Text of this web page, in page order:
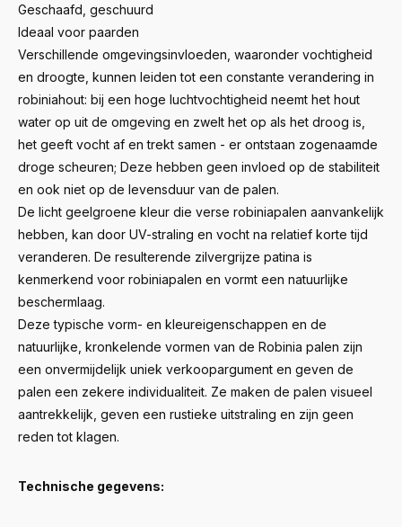
Geschaafd, geschuurd
Ideaal voor paarden
Verschillende omgevingsinvloeden, waaronder vochtigheid
en droogte, kunnen leiden tot een constante verandering in
robiniahout: bij een hoge luchtvochtigheid neemt het hout
water op uit de omgeving en zwelt het op als het droog is,
het geeft vocht af en trekt samen - er ontstaan ​​zogenaamde
droge scheuren; Deze hebben geen invloed op de stabiliteit
en ook niet op de levensduur van de palen.
De licht geelgroene kleur die verse robiniapalen aanvankelijk
hebben, kan door UV-straling en vocht na relatief korte tijd
veranderen. De resulterende zilvergrijze patina is
kenmerkend voor robiniapalen en vormt een natuurlijke
beschermlaag.
Deze typische vorm- en kleureigenschappen en de
natuurlijke, kronkelende vormen van de Robinia palen zijn
een onvermijdelijk uniek verkoopargument en geven de
palen een zekere individualiteit. Ze maken de palen visueel
aantrekkelijk, geven een rustieke uitstraling en zijn geen
reden tot klagen.
Technische gegevens: